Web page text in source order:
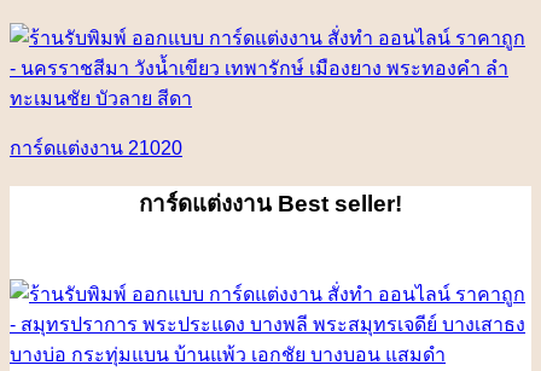
การ์ดแต่งงาน 21020
การ์ดแต่งงาน Best seller!